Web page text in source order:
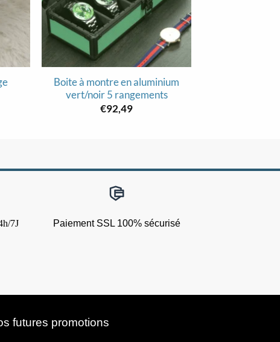
Boite à montre en aluminium
vert/noir 5 rangements
€92,49
7J Paiement SSL 100% sécurisé
futures promotions